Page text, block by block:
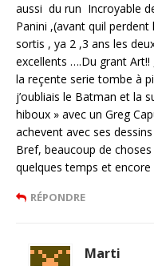
aussi du run Incroyable
Panini ,(avant quil perdent
sortis , ya 2 ,3 ans les
excellents ….Du grant Art!!
la reçente serie tombe à
j’oubliais le Batman et la
hiboux » avec un Greg
achevent avec ses
Bref, beaucoup de
quelques temps et
RÉPONDRE
Marti